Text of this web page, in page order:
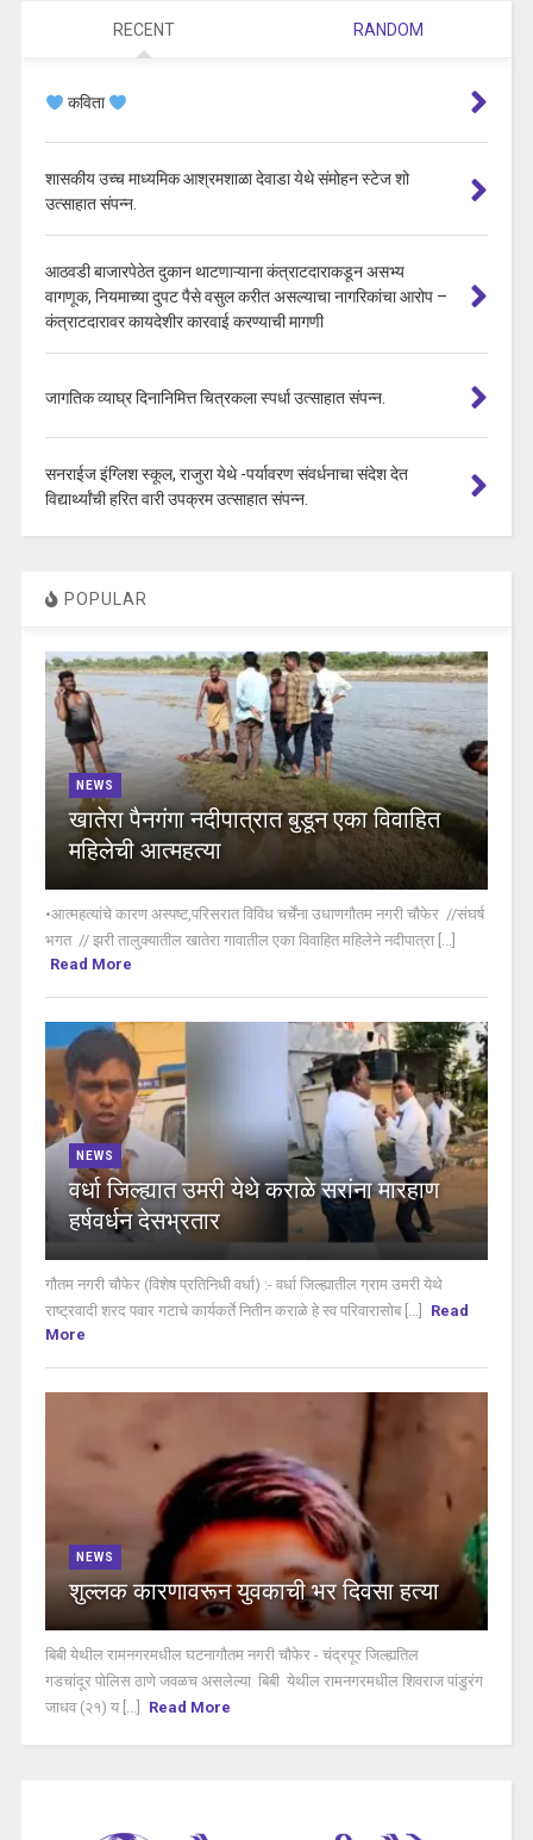
RECENT RANDOM
कविता
शासकीय उच्च माध्यमिक आश्रमशाळा देवाडा येथे संमोहन स्टेज शो
उत्साहात संपन्न.
आठवडी बाजारपेठेत दुकान थाटणाऱ्याना कंत्राटदाराकडून असभ्य
वागणूक, नियमाच्या दुपट पैसे वसुल करीत असल्याचा नागरिकांचा आरोप –
कंत्राटदारावर कायदेशीर कारवाई करण्याची मागणी
जागतिक व्याघ्र दिनानिमित्त चित्रकला स्पर्धा उत्साहात संपन्न.
सनराईज इंग्लिश स्कूल, राजुरा येथे -पर्यावरण संवर्धनाचा संदेश देत
विद्यार्थ्यांची हरित वारी उपक्रम उत्साहात संपन्न.
POPULAR
NEWS
खातेरा पैनगंगा नदीपात्रात बुडून एका विवाहित
महिलेची आत्महत्या
•आत्महत्यांचे कारण अस्पष्ट,परिसरात विविध चर्चेंना उधाणगौतम नगरी चौफेर //संघर्ष
भगत // झरी तालुक्यातील खातेरा गावातील एका विवाहित महिलेने नदीपात्रा [...]
Read More
NEWS
वर्धा जिल्ह्यात उमरी येथे कराळे सरांना मारहाण
हर्षवर्धन देसभ्रतार
गौतम नगरी चौफेर (विशेष प्रतिनिधी वर्धा) :- वर्धा जिल्ह्यातील ग्राम उमरी येथे
राष्ट्रवादी शरद पवार गटाचे कार्यकर्ते नितीन कराळे हे स्व परिवारासोब [...]
Read
More
NEWS
शुल्लक कारणावरून युवकाची भर दिवसा हत्या
बिबी येथील रामनगरमधील घटनागौतम नगरी चौफेर - चंद्रपूर जिल्ह्यतिल
गडचांदूर पोलिस ठाणे जवळच असलेल्या बिबी येथील रामनगरमधील शिवराज पांडुरंग
जाधव (२१) य [...]
Read More